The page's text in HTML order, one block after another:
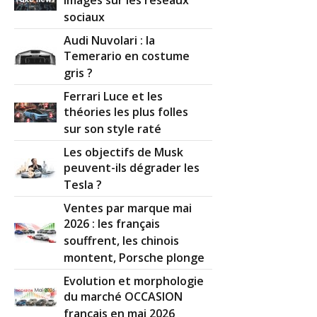
Parcrht(Date : 2015-11-23 18:08:05)
On voudrai savoir la hauteur
Il y a réaction(s) sur ce commentaire :
Par Admin
ADMINISTRATEUR DU SITE
(2015-11-23 19:03:47) : Drôle de coïncidence ! J'ai
justement pensé aujourd'hui qu'il fallait le faire.
C'est donc pour très bientôt.
Réagir à ce commentaire
(Votre post sera visible sous le commentaire)
sociaux
Audi Nuvolari : la
Temerario en costume
gris ?
Ferrari Luce et les
théories les plus folles
sur son style raté
Les objectifs de Musk
peuvent-ils dégrader les
Tesla ?
Ventes par marque mai
2026 : les français
souffrent, les chinois
montent, Porsche plonge
Evolution et morphologie
du marché OCCASION